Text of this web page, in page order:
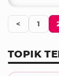
< 1
TOPIK